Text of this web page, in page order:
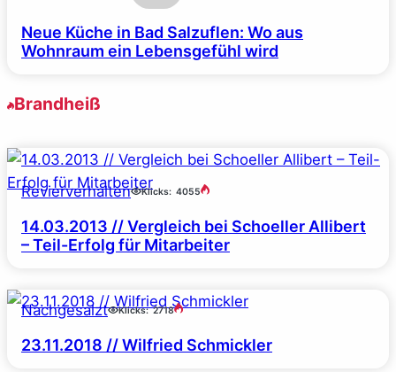
Neue Küche in Bad Salzuflen: Wo aus
Wohnraum ein Lebensgefühl wird
Brandheiß
Revierverhalten Klicks: 4055
14.03.2013 // Vergleich bei Schoeller Allibert
– Teil-Erfolg für Mitarbeiter
Nachgesalzt Klicks: 2718
23.11.2018 // Wilfried Schmickler